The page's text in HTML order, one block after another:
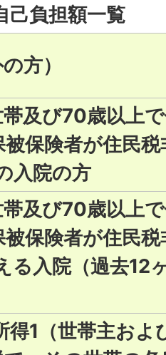
己負担額一覧
方）
及び70歳以上
保険者が住民
入院の方
及び70歳以上
保険者が住民
る入院（過去12
得1（世帯主およ